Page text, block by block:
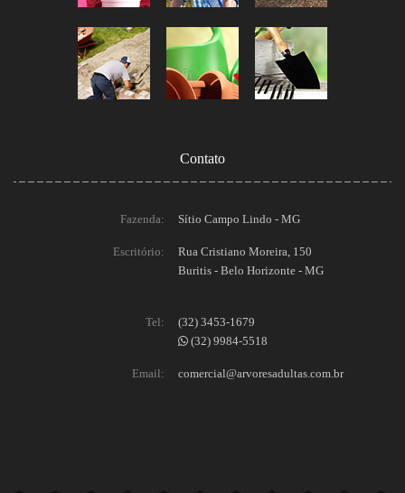
Contato
Fazenda: Sítio Campo Lindo - MG
Escritório:
Rua Cristiano Moreira, 150
Buritis - Belo Horizonte - MG
Tel:
(32) 3453-1679
(32) 9984-5518
Email: comercial@arvoresadultas.com.br